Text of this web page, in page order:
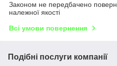
Законом не передбачено
належної якості
Всі умови повернення
Подібні послуги компанії